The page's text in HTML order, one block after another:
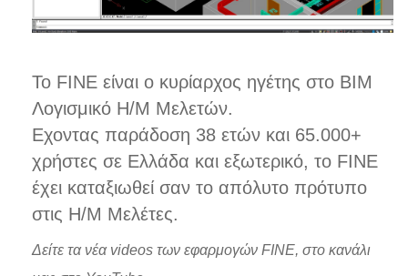
To FINE είναι ο κυρίαρχος ηγέτης στο BIM
Λογισμικό Η/Μ Μελετών.
Εχοντας παράδοση 38 ετών και 65.000+
χρήστες σε Ελλάδα και εξωτερικό, το FINE
έχει καταξιωθεί σαν το απόλυτο πρότυπο
στις Η/Μ Μελέτες.
Δείτε τα νέα videos των εφαρμογών FINE, στο κανάλι